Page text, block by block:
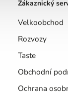
Zákaznický
Velkoobchod
Rozvozy
Taste
Obchodní
Ochrana